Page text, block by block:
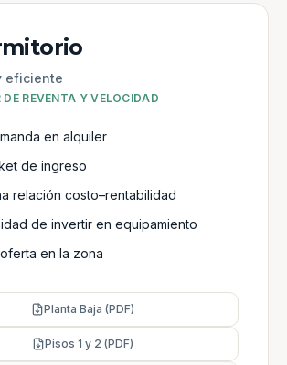
eficiente
REVENTA Y VELOCIDAD
en alquiler
de ingreso
relación costo–rentabilidad
de invertir en equipamiento
en la zona
Planta Baja (PDF)
Pisos 1 y 2 (PDF)